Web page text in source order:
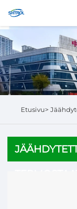
Meistä
Tuotteet
Etusivu>